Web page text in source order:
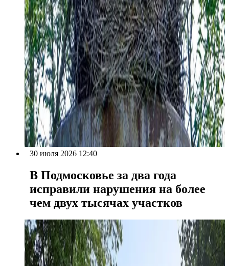
30 июля 2026 12:40
В Подмосковье за два года
исправили нарушения на более
чем двух тысячах участков